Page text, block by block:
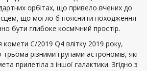
орбітах, що привело вчених до
що могло б пояснити походження
бути глибоке космічний простір.
комети C/2019 Q4 влітку 2019 року,
різними групами астрономів, які
прилетіла з іншої галактики. Згідно з